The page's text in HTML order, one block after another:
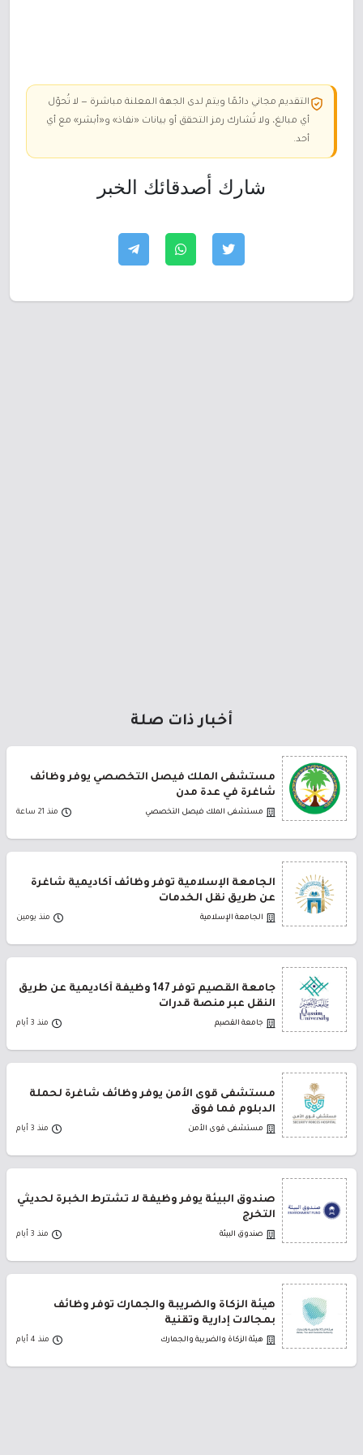
التقديم مجاني دائمًا ويتم لدى الجهة المعلنة مباشرة — لا تُحوّل
أي مبالغ، ولا تُشارك رمز التحقق أو بيانات «نفاذ» و«أبشر» مع أي
أحد.
شارك أصدقائك الخبر
أخبار ذات صلة
مستشفى الملك فيصل التخصصي يوفر وظائف
شاغرة في عدة مدن
مستشفى الملك فيصل التخصصي منذ 21 ساعة
الجامعة الإسلامية توفر وظائف أكاديمية شاغرة
عن طريق نقل الخدمات
الجامعة الإسلامية منذ يومين
جامعة القصيم توفر 147 وظيفة أكاديمية عن طريق
النقل عبر منصة قدرات
جامعة القصيم منذ 3 أيام
مستشفى قوى الأمن يوفر وظائف شاغرة لحملة
الدبلوم فما فوق
مستشفى قوى الأمن منذ 3 أيام
صندوق البيئة يوفر وظيفة لا تشترط الخبرة لحديثي
التخرج
صندوق البيئة منذ 3 أيام
هيئة الزكاة والضريبة والجمارك توفر وظائف
بمجالات إدارية وتقنية
هيئة الزكاة والضريبة والجمارك منذ 4 أيام